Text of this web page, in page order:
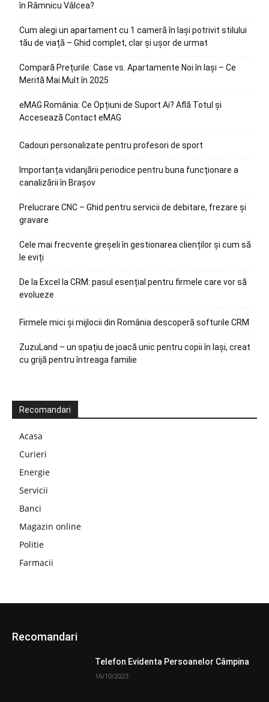
în Râmnicu Vâlcea?
Cum alegi un apartament cu 1 cameră în Iași potrivit stilului
tău de viață – Ghid complet, clar și ușor de urmat
Compară Prețurile: Case vs. Apartamente Noi în Iași – Ce
Merită Mai Mult în 2025
eMAG România: Ce Opțiuni de Suport Ai? Află Totul și
Accesează Contact eMAG
Cadouri personalizate pentru profesori de sport
Importanța vidanjării periodice pentru buna funcționare a
canalizării în Brașov
Prelucrare CNC – Ghid pentru servicii de debitare, frezare și
gravare
Cele mai frecvente greșeli în gestionarea clienților și cum să
le eviți
De la Excel la CRM: pasul esențial pentru firmele care vor să
evolueze
Firmele mici și mijlocii din România descoperă softurile CRM
ZuzuLand – un spațiu de joacă unic pentru copii în Iași, creat
cu grijă pentru întreaga familie
Recomandari
Acasa
Curieri
Energie
Servicii
Banci
Magazin online
Politie
Farmacii
Recomandari
Telefon Evidenta Persoanelor Câmpina
16/10/2023